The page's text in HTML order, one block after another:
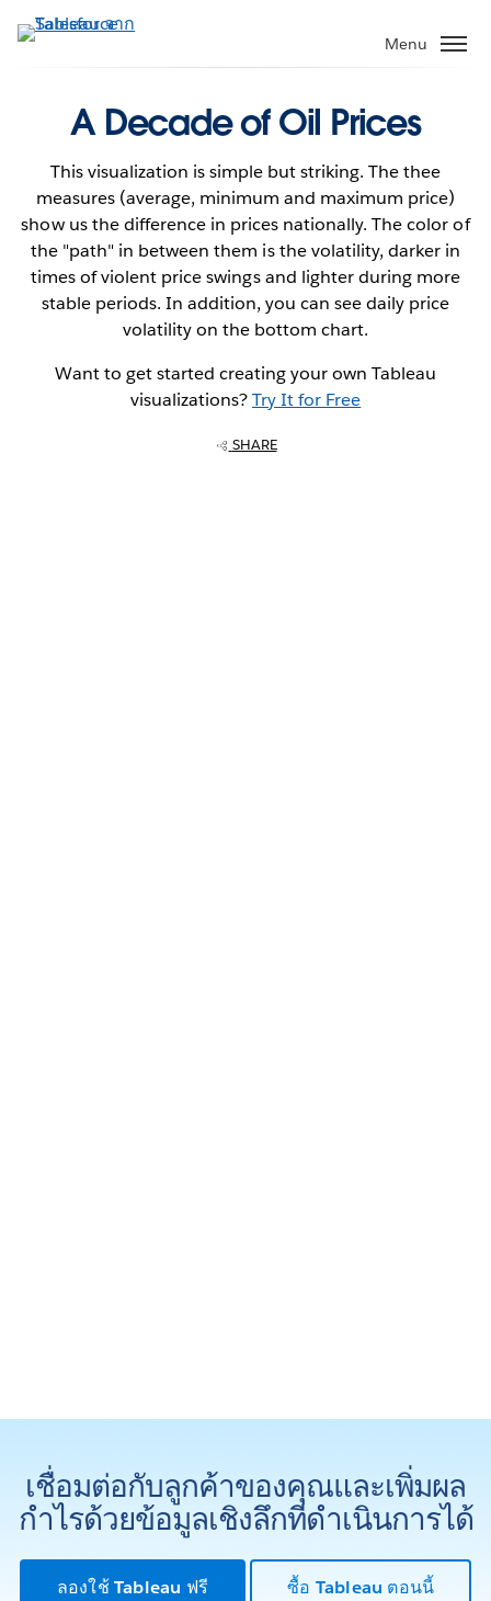
ไป
Menu
A Decade of Oil Prices
This visualization is simple but striking. The thee
measures (average, minimum and maximum price)
show us the difference in prices nationally. The color of
the "path" in between them is the volatility, darker in
times of violent price swings and lighter during more
stable periods. In addition, you can see daily price
volatility on the bottom chart.
Want to get started creating your own Tableau
visualizations?Try It for Free
SHARE
เชื่อมต่อกับลูกค้าของคุณและเพิ่มผล
กำไรด้วยข้อมูลเชิงลึกที่ดำเนินการได้
ลองใช้ Tableau ฟรี ซื้อ Tableau ตอนนี้